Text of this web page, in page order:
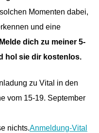
Momenten dabei,
und eine
Melde dich zu meiner 5-
hol sie dir kostenlos.
nichts.Anmeldung-Vital